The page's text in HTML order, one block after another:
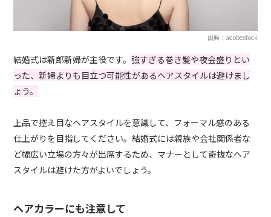
出典：adobestock
結婚式は新郎新婦が主役です。 強すぎる巻き髪や夜会盛りとい
った、新婦よりも目立つ可能性があるヘアスタイルは避けまし
ょう。
上品で控え目なヘアスタイルを意識して、フォーマル感のある
仕上がりを目指してください。結婚式には親族や会社関係者な
ど幅広い立場の方々が出席するため、マナーとして奇抜なヘア
スタイルは避けた方がよいでしょう。
ヘアカラーにも注意して